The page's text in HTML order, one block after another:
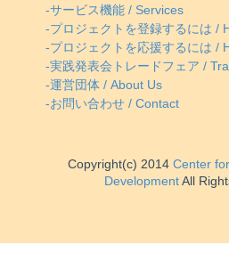
-サービス機能 / Services
-プロジェクトを登録するには /
-プロジェクトを応援するには /
-実践発表会トレードフェア /
-運営団体 / About Us
-お問い合わせ / Contact
Copyright(c) 2014 Center
DevelopmentAll